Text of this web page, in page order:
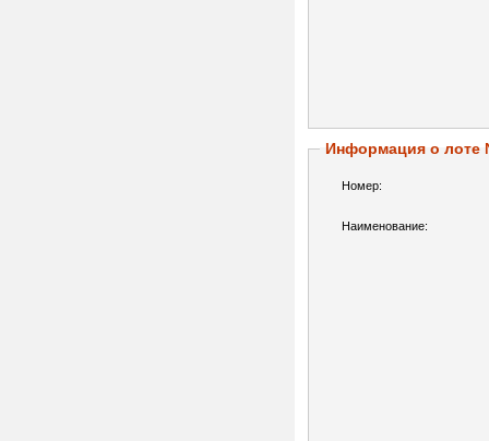
Информация о лоте
Номер:
Наименование: